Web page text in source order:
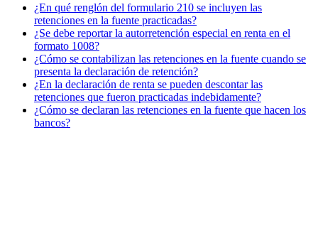
¿En qué renglón del formulario 210 se incluyen las
retenciones en la fuente practicadas?
¿Se debe reportar la autorretención especial en renta en el
formato 1008?
¿Cómo se contabilizan las retenciones en la fuente cuando se
presenta la declaración de retención?
¿En la declaración de renta se pueden descontar las
retenciones que fueron practicadas indebidamente?
¿Cómo se declaran las retenciones en la fuente que hacen los
bancos?